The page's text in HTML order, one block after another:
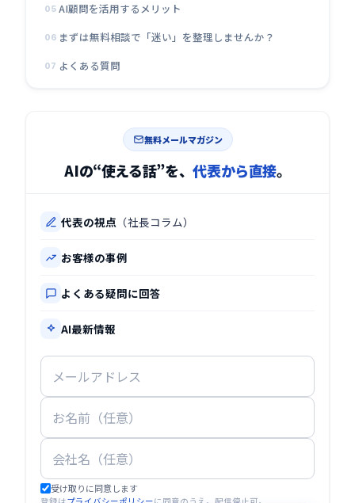
05 AI顧問を活用するメリット
06 まずは無料相談で「迷い」を整理しませんか？
07 よくある質問
無料メールマガジン
AIの“使える話”を、代表から直接。
代表の視点 （社長コラム）
お客様の事例
よくある疑問に回答
AI最新情報
受け取りに同意します